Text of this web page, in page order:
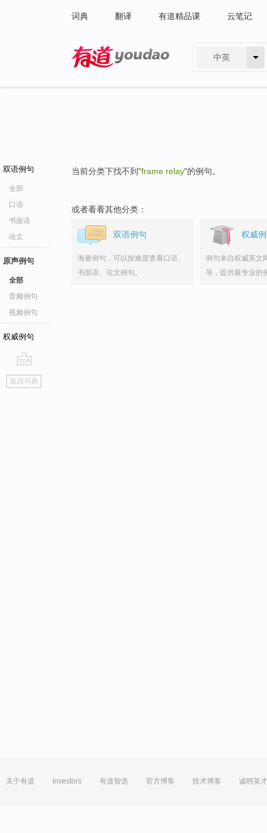
词典 翻译 有道精品课 云笔记
中英
双语例句
全部
口语
书面语
论文
原声例句
全部
音频例句
视频例句
权威例句
go
top
返回词典
当前分类下找不到"frame relay"的例句。
或者看看其他分类：
双语例句
海量例句，可以按难度查看口语、
书面语、论文例句。
权威
例句来自权威英文
等，提供最专业的
关于有道 Investors 有道智选 官方博客 技术博客 诚聘英才